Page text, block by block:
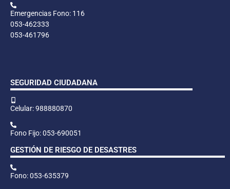
Emergencias Fono: 116
053-462333
053-461796
SEGURIDAD CIUDADANA
Celular: 988880870
Fono Fijo: 053-690051
GESTIÓN DE RIESGO DE DESASTRES
Fono: 053-635379